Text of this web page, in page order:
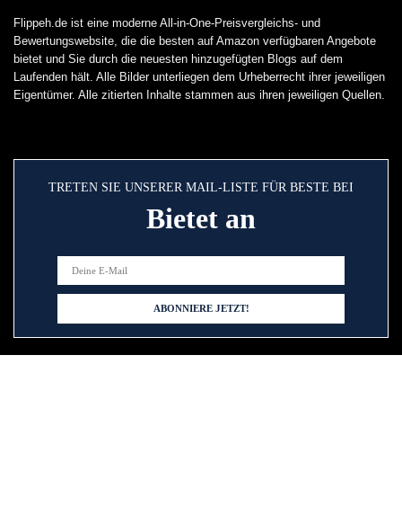
Flippeh.de ist eine moderne All-in-One-Preisvergleichs- und
Bewertungswebsite, die die besten auf Amazon verfügbaren Angebote
bietet und Sie durch die neuesten hinzugefügten Blogs auf dem
Laufenden hält. Alle Bilder unterliegen dem Urheberrecht ihrer jeweiligen
Eigentümer. Alle zitierten Inhalte stammen aus ihren jeweiligen Quellen.
TRETEN SIE UNSERER MAIL-LISTE FÜR BESTE BEI
Bietet an